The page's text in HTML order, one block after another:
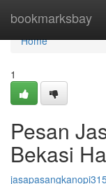
bookmarksbay
Home
Home
1
Pesan
Bekasi